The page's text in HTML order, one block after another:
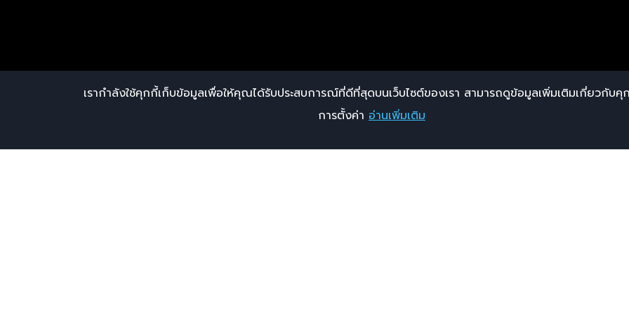
เรากำลังใช้คุกกี้เก็บข้อมูลเพื่อให้คุณได้รับประสบการณ์ที่ดีที่สุดบนเว็บไซต์ของเรา สามารถดูข้อมูลเพิ่มเติมเกี่ยวกับคุ
การตั้งค่า อ่านเพิ่มเติม